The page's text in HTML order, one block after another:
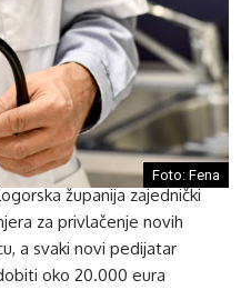
Foto: Fena
županija zajednički
za privlačenje novih
a svaki novi pedijatar
oko 20.000 eura